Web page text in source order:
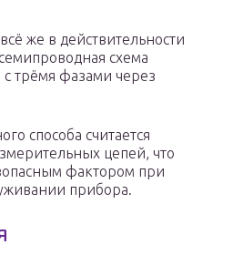
же в действительности
схема
трёмя фазами через
способа считается
цепей, что
фактором при
прибора.